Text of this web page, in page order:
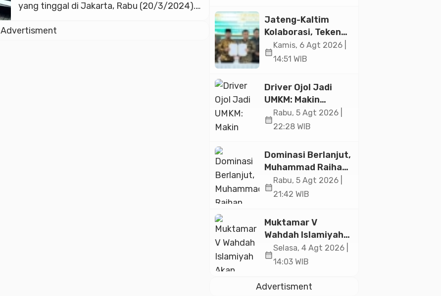
yang tinggal di Jakarta, Rabu (20/3/2024).
menyediakan tiga unit bus yang akan
Advertisment
Ekonomi Halal di
Jakarta
Jateng-Kaltim
Kolaborasi, Teken
19 Kerja Sama
Ekonomi Senilai Rp
calendar_month
Kamis, 6 Agt 2026 |
14:51 WIB
Driver Ojol Jadi
UMKM: Makin
Sejahtera atau
Merana? Ini
Paramadina
calendar_month
Rabu, 5 Agt 2026 |
22:28 WIB
Dominasi Berlanjut,
Muhammad Raihan
Fadila Sabet Emas
Kyorugi di Asian
Indonesia Open
2026
calendar_month
Rabu, 5 Agt 2026 |
21:42 WIB
Muktamar V
Wahdah Islamiyah
Akan Kukuhkan
10.000 Guru Al-
Istiqlal
calendar_month
Selasa, 4 Agt 2026 |
14:03 WIB
Advertisment